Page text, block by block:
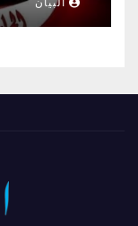
البيان